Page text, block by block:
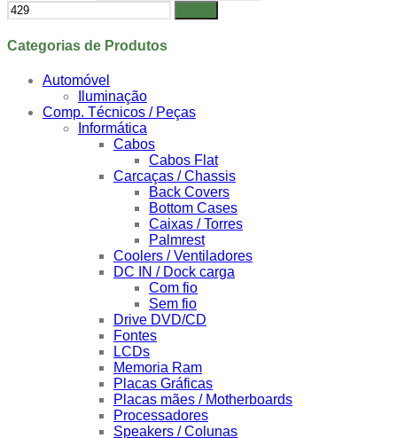
Categorias de Produtos
Automóvel
Iluminação
Comp. Técnicos / Peças
Informática
Cabos
Cabos Flat
Carcaças / Chassis
Back Covers
Bottom Cases
Caixas / Torres
Palmrest
Coolers / Ventiladores
DC IN / Dock carga
Com fio
Sem fio
Drive DVD/CD
Fontes
LCDs
Memoria Ram
Placas Gráficas
Placas mães / Motherboards
Processadores
Speakers / Colunas